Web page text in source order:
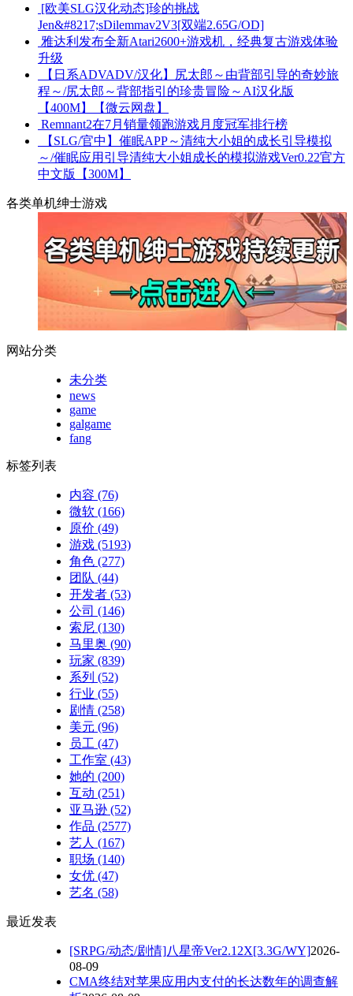
[欧美SLG汉化动态]珍的挑战
Jen&#8217;sDilemmav2V3[双端2.65G/OD]
雅达利发布全新Atari2600+游戏机，经典复古游戏体验
升级
【日系ADVADV/汉化】尻太郎～由背部引导的奇妙旅
程～/尻太郎～背部指引的珍贵冒险～AI汉化版
【400M】【微云网盘】
Remnant2在7月销量领跑游戏月度冠军排行榜
【SLG/官中】催眠APP～清纯大小姐的成长引导模拟
～/催眠应用引导清纯大小姐成长的模拟游戏Ver0.22官方
中文版【300M】
各类单机绅士游戏
网站分类
未分类
news
game
galgame
fang
标签列表
内容 (76)
微软 (166)
原价 (49)
游戏 (5193)
角色 (277)
团队 (44)
开发者 (53)
公司 (146)
索尼 (130)
马里奥 (90)
玩家 (839)
系列 (52)
行业 (55)
剧情 (258)
美元 (96)
员工 (47)
工作室 (43)
她的 (200)
互动 (251)
亚马逊 (52)
作品 (2577)
艺人 (167)
职场 (140)
女优 (47)
艺名 (58)
最近发表
[SRPG/动态/剧情]八星帝Ver2.12X[3.3G/WY]2026-
08-09
CMA终结对苹果应用内支付的长达数年的调查解